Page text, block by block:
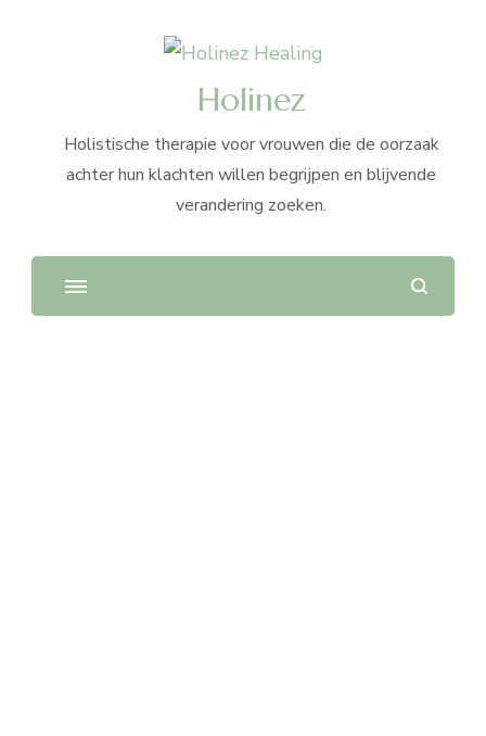
Holinez
Holistische therapie voor vrouwen die de oorzaak
achter hun klachten willen begrijpen en blijvende
verandering zoeken.